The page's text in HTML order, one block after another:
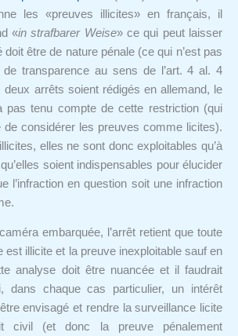
les «preuves illicites» en français, il
«in strafbarer Weise» ce qui peut laisser
doit être de nature pénale (ce qui n’est pas
transparence au sens de l’art. 4 al. 4
deux arrêts soient rédigés en allemand, le
pas tenu compte de cette restriction (qui
de considérer les preuves comme licites).
elles ne sont donc exploitables qu’à
soient indispensables pour élucider
l’infraction en question soit une infraction
embarquée, l’arrêt retient que toute
est illicite et la preuve inexploitable sauf en
analyse doit être nuancée et il faudrait
dans chaque cas particulier, un intérêt
envisagé et rendre la surveillance licite
civil (et donc la preuve pénalement